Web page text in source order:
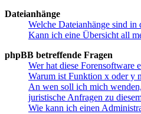
Dateianhänge
Welche Dateianhänge sind in
Kann ich eine Übersicht all
phpBB betreffende Fragen
Wer hat diese Forensoftware
Warum ist Funktion x oder y
An wen soll ich mich
juristische Anfragen zu
Wie kann ich einen